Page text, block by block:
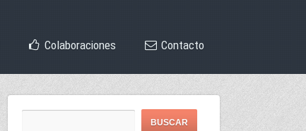
Colaboraciones Contacto